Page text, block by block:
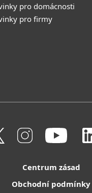
pro domácnosti
pro firmy
Centrum zásad
Obchodní podmínky